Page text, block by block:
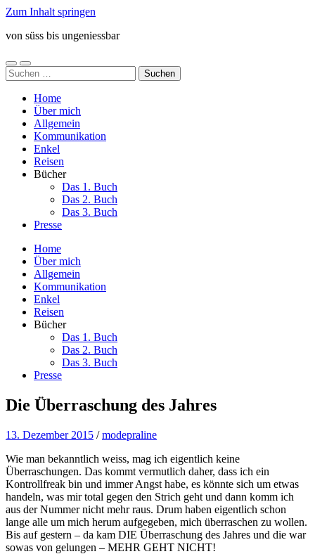
Zum Inhalt springen
von süss bis ungeniessbar
Mobile-
Menü
Suchfeld
ein-/ausblenden
Suchen
nach:
Home
Über mich
Allgemein
Kommunikation
Enkel
Reisen
Bücher
Das 1. Buch
Das 2. Buch
Das 3. Buch
Presse
Home
Über mich
Allgemein
Kommunikation
Enkel
Reisen
Bücher
Das 1. Buch
Das 2. Buch
Das 3. Buch
Presse
Die Überraschung des Jahres
13. Dezember 2015 /modepraline
Wie man bekanntlich weiss, mag ich eigentlich keine
Überraschungen. Das kommt vermutlich daher, dass ich ein
Kontrollfreak bin und immer Angst habe, es könnte sich um etwas
handeln, was mir total gegen den Strich geht und dann komm ich
aus der Nummer nicht mehr raus. Drum haben eigentlich schon
lange alle um mich herum aufgegeben, mich überraschen zu wollen.
Bis auf gestern – da kam DIE Überraschung des Jahres und die war
sowas von gelungen – MEHR GEHT NICHT!